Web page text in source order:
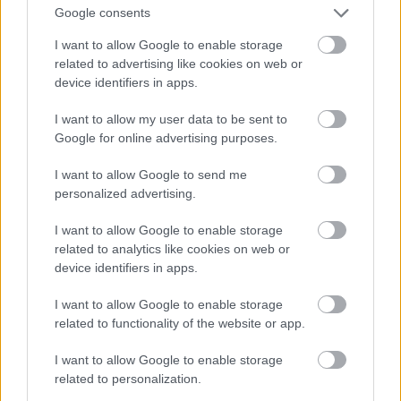
Google consents
I want to allow Google to enable storage
related to advertising like cookies on web or
device identifiers in apps.
I want to allow my user data to be sent to
Google for online advertising purposes.
I want to allow Google to send me
personalized advertising.
I want to allow Google to enable storage
related to analytics like cookies on web or
device identifiers in apps.
I want to allow Google to enable storage
related to functionality of the website or app.
I want to allow Google to enable storage
related to personalization.
Kapitāla tirgus savienības attīstība ir būtisks
priekšnosacījums sekmīgākai ES finanšu tirgus
darbībai, tā tostarp veicinās gan labāku monetārās
politikas lēmumu pārnesi, gan labāku risku pārdali
no finanšu stabilitātes viedokļa”.
Galvenie “A New Vision for Europe’s Capital
Markets” ziņojumā ietvertie priekšlikumi:
Sekmēt biržas mazo un vidējo uzņēmumu
atpazīstamību investoru lokā – izveidojot vienotu
Eiropas informācijas punktu (ESAP) par
uzņēmumiem, veicinot MVU tirgus pētījumu
jomu, atceļot aizliegumu apvienot brokeru un
Atcelt Ziņot